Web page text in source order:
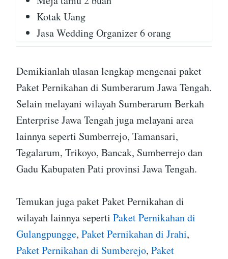
Kotak Uang
Jasa Wedding Organizer 6 orang
Demikianlah ulasan lengkap mengenai paket
Paket Pernikahan di Sumberarum Jawa Tengah.
Selain melayani wilayah Sumberarum Berkah
Enterprise Jawa Tengah juga melayani area
lainnya seperti Sumberrejo, Tamansari,
Tegalarum, Trikoyo, Bancak, Sumberrejo dan
Gadu Kabupaten Pati provinsi Jawa Tengah.
Temukan juga paket Paket Pernikahan di
wilayah lainnya seperti Paket Pernikahan di
Gulangpungge, Paket Pernikahan di Jrahi,
Paket Pernikahan di Sumberejo, Paket